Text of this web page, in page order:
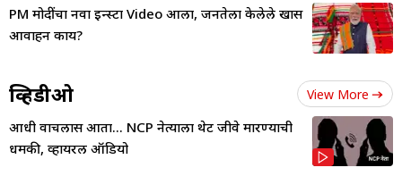
PM मोदींचा नवा इन्स्टा Video आला, जनतेला केलेले खास
आवाहन काय?
व्हिडीओ View More
आधी वाचलास आता... NCP नेत्याला थेट जीवे मारण्याची
धमकी, व्हायरल ऑडियो